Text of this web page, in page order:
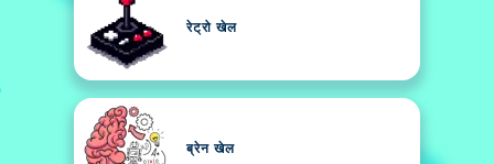
रेट्रो खेल
ब्रेन खेल